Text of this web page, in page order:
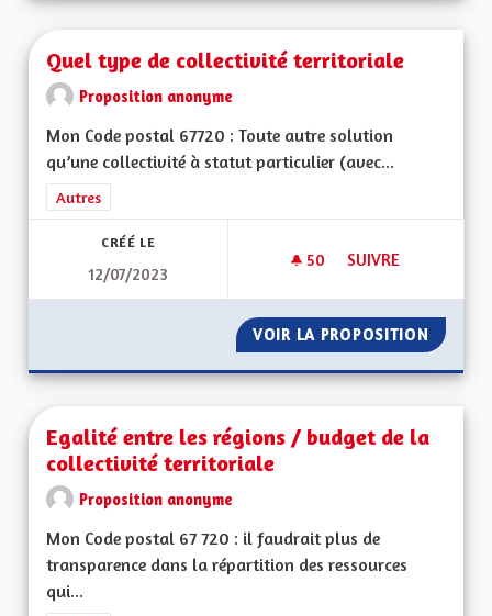
Quel type de collectivité territoriale
Proposition anonyme
Mon Code postal 67720 : Toute autre solution
qu’une collectivité à statut particulier (avec...
Filtrer les résultats de la catégorie : Autres
Autres
CRÉÉ LE
12/07/2023
50 50 ABONNÉS
SUIVRE
VOIR LA PROPOSITION QUEL
Egalité entre les régions / budget de la
collectivité territoriale
Proposition anonyme
Mon Code postal 67 720 : il faudrait plus de
transparence dans la répartition des ressources
qui...